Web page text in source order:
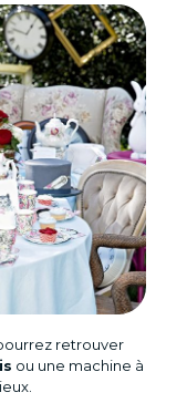
retrouver
ou une machine à